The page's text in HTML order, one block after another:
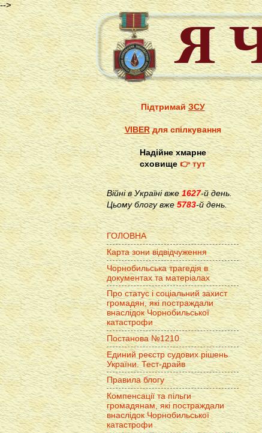
-->
ПідтримайЗСУ
VIBERдля спілкування
Надійне хмарне
сховище👉 тут
Війні в Україні вже1627-й день.
Цьому блогу вже 5783-й день.
ГОЛОВНА
Карта зони відвідчуження
Чорнобильська трагедія в
документах та матеріалах
Про статус і соціальний захист
громадян, які постраждали
внаслідок Чорнобильської
катастрофи
Постанова №1210
Единий реєстр судових рішень
України. Тест-драйв
Правила блогу
Компенсації та пільги
громадянам, які постраждали
внаслідок Чорнобильської
катастрофи